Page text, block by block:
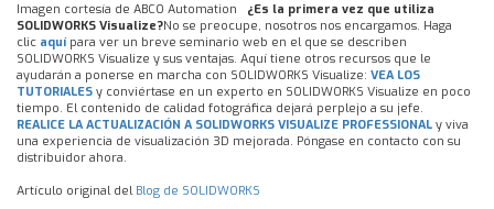
Imagen cortesía de ABCO Automation ¿Es la primera vez que utiliza
SOLIDWORKS Visualize?No se preocupe, nosotros nos encargamos. Haga
clic aquípara ver un breve seminario web en el que se describen
SOLIDWORKS Visualize y sus ventajas. Aquí tiene otros recursos que le
ayudarán a ponerse en marcha con SOLIDWORKS Visualize: VEA LOS
TUTORIALES y conviértase en un experto en SOLIDWORKS Visualize en poco
tiempo. El contenido de calidad fotográfica dejará perplejo a su jefe.
REALICE LA ACTUALIZACIÓN A SOLIDWORKS VISUALIZE PROFESSIONAL y viva
una experiencia de visualización 3D mejorada. Póngase en contacto con su
distribuidor ahora.
Artículo original del Blog de SOLIDWORKS